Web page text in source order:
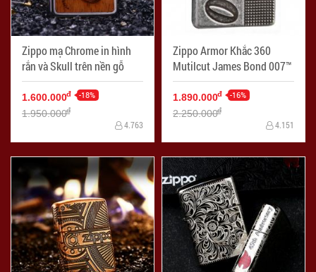
Zippo mạ Chrome in hình
rắn và Skull trên nền gỗ
1.600.000đ -18%
1.950.000đ
4.763
Zippo Armor Khắc 360
Mutilcut James Bond 007™
1.890.000đ -16%
2.250.000đ
4.151